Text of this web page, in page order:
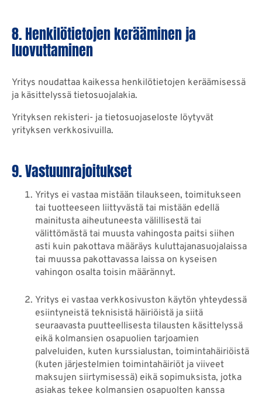
8. Henkilötietojen kerääminen ja
luovuttaminen
Yritys noudattaa kaikessa henkilötietojen keräämisessä
ja käsittelyssä tietosuojalakia.
Yrityksen rekisteri- ja tietosuojaseloste löytyvät
yrityksen verkkosivuilla.
9. Vastuunrajoitukset
Yritys ei vastaa mistään tilaukseen, toimitukseen
tai tuotteeseen liittyvästä tai mistään edellä
mainitusta aiheutuneesta välillisestä tai
välittömästä tai muusta vahingosta paitsi siihen
asti kuin pakottava määräys kuluttajanasuojalaissa
tai muussa pakottavassa laissa on kyseisen
vahingon osalta toisin määrännyt.
Yritys ei vastaa verkkosivuston käytön yhteydessä
esiintyneistä teknisistä häiriöistä ja siitä
seuraavasta puutteellisesta tilausten käsittelyssä
eikä kolmansien osapuolien tarjoamien
palveluiden, kuten kurssialustan, toimintahäiriöistä
(kuten järjestelmien toimintahäiriöt ja viiveet
maksujen siirtymisessä) eikä sopimuksista, jotka
asiakas tekee kolmansien osapuolten kanssa